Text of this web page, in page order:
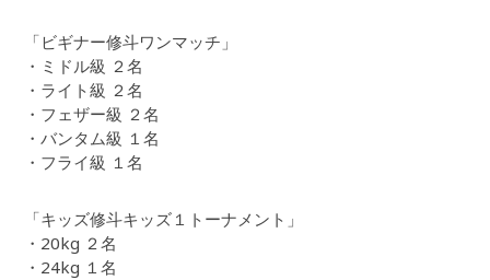
「ビギナー修斗ワンマッチ」
・ミドル級 ２名
・ライト級 ２名
・フェザー級 ２名
・バンタム級 １名
・フライ級 １名
「キッズ修斗キッズ１トーナメント」
・20kg ２名
・24kg １名